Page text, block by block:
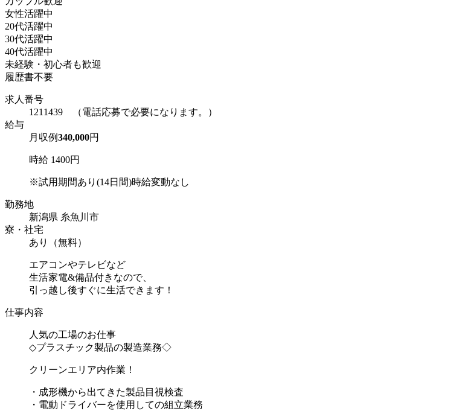
女性活躍中
20代活躍中
30代活躍中
40代活躍中
未経験・初心者も歓迎
履歴書不要
求人番号
1211439 （電話応募で必要になります。）
給与
月収例340,000円
時給 1400円
※試用期間あり(14日間)時給変動なし
勤務地
新潟県 糸魚川市
寮・社宅
あり（無料）
エアコンやテレビなど
生活家電&備品付きなので、
引っ越し後すぐに生活できます！
仕事内容
人気の工場のお仕事
◇プラスチック製品の製造業務◇
クリーンエリア内作業！
・成形機から出てきた製品目視検査
・電動ドライバーを使用しての組立業務